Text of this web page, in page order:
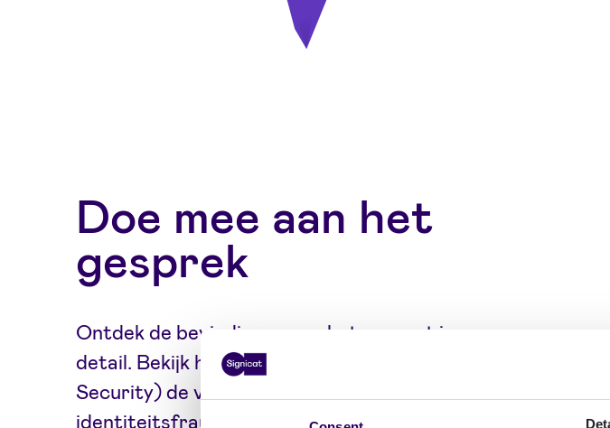
Doe mee aan het
gesprek
Ontdek de bevindingen van het rapport in meer
detail. Bekijk hoe Lisa Forte (Red Goat Cyber
Security) de veranderende tactieken van
identiteitsfraude bespreken en wat bedrijven kunnen